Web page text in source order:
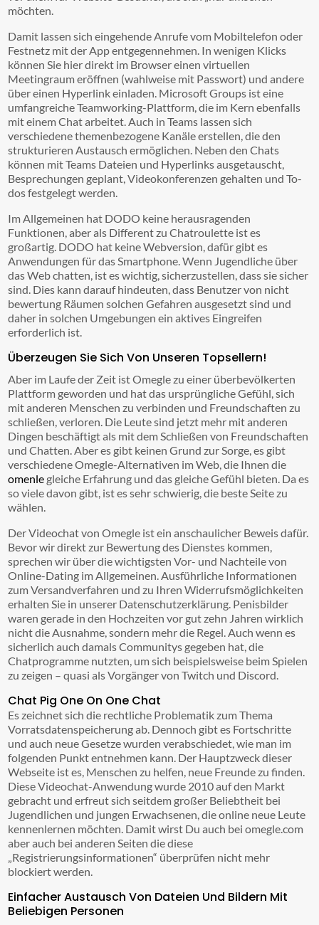
möchten.
Damit lassen sich eingehende Anrufe vom Mobiltelefon oder
Festnetz mit der App entgegennehmen. In wenigen Klicks
können Sie hier direkt im Browser einen virtuellen
Meetingraum eröffnen (wahlweise mit Passwort) und andere
über einen Hyperlink einladen. Microsoft Groups ist eine
umfangreiche Teamworking-Plattform, die im Kern ebenfalls
mit einem Chat arbeitet. Auch in Teams lassen sich
verschiedene themenbezogene Kanäle erstellen, die den
strukturieren Austausch ermöglichen. Neben den Chats
können mit Teams Dateien und Hyperlinks ausgetauscht,
Besprechungen geplant, Videokonferenzen gehalten und To-
dos festgelegt werden.
Im Allgemeinen hat DODO keine herausragenden
Funktionen, aber als Different zu Chatroulette ist es
großartig. DODO hat keine Webversion, dafür gibt es
Anwendungen für das Smartphone. Wenn Jugendliche über
das Web chatten, ist es wichtig, sicherzustellen, dass sie sicher
sind. Dies kann darauf hindeuten, dass Benutzer von nicht
bewertung Räumen solchen Gefahren ausgesetzt sind und
daher in solchen Umgebungen ein aktives Eingreifen
erforderlich ist.
Überzeugen Sie Sich Von Unseren Topsellern!
Aber im Laufe der Zeit ist Omegle zu einer überbevölkerten
Plattform geworden und hat das ursprüngliche Gefühl, sich
mit anderen Menschen zu verbinden und Freundschaften zu
schließen, verloren. Die Leute sind jetzt mehr mit anderen
Dingen beschäftigt als mit dem Schließen von Freundschaften
und Chatten. Aber es gibt keinen Grund zur Sorge, es gibt
verschiedene Omegle-Alternativen im Web, die Ihnen die
omenle gleiche Erfahrung und das gleiche Gefühl bieten. Da es
so viele davon gibt, ist es sehr schwierig, die beste Seite zu
wählen.
Der Videochat von Omegle ist ein anschaulicher Beweis dafür.
Bevor wir direkt zur Bewertung des Dienstes kommen,
sprechen wir über die wichtigsten Vor- und Nachteile von
Online-Dating im Allgemeinen. Ausführliche Informationen
zum Versandverfahren und zu Ihren Widerrufsmöglichkeiten
erhalten Sie in unserer Datenschutzerklärung. Penisbilder
waren gerade in den Hochzeiten vor gut zehn Jahren wirklich
nicht die Ausnahme, sondern mehr die Regel. Auch wenn es
sicherlich auch damals Communitys gegeben hat, die
Chatprogramme nutzten, um sich beispielsweise beim Spielen
zu zeigen – quasi als Vorgänger von Twitch und Discord.
Chat Pig One On One Chat
Es zeichnet sich die rechtliche Problematik zum Thema
Vorratsdatenspeicherung ab. Dennoch gibt es Fortschritte
und auch neue Gesetze wurden verabschiedet, wie man im
folgenden Punkt entnehmen kann. Der Hauptzweck dieser
Webseite ist es, Menschen zu helfen, neue Freunde zu finden.
Diese Videochat-Anwendung wurde 2010 auf den Markt
gebracht und erfreut sich seitdem großer Beliebtheit bei
Jugendlichen und jungen Erwachsenen, die online neue Leute
kennenlernen möchten. Damit wirst Du auch bei omegle.com
aber auch bei anderen Seiten die diese
„Registrierungsinformationen“ überprüfen nicht mehr
blockiert werden.
Einfacher Austausch Von Dateien Und Bildern Mit
Beliebigen Personen